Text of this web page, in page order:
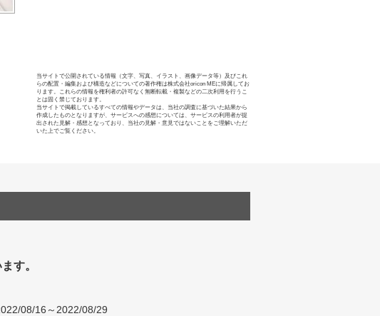
当サイトで公開されている情報（文字、写真、イラスト、画像データ等）及びこれ
らの配置・編集および構造などについての著作権は株式会社oricon MEに帰属してお
ります。これらの情報を権利者の許可なく無断転載・複製などの二次利用を行うこ
とは固く禁じております。
当サイトで掲載しているすべての情報やデータは、当社の調査に基づいた結果から
作成したものとなりますが、サービスへの感想については、サービスの利用者が提
出された見解・感想となっており、当社の見解・意見ではないことをご理解いただ
いた上でご覧ください。
す。
08/16～2022/08/29